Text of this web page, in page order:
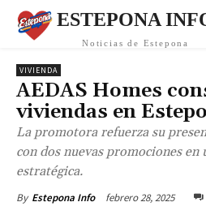
ESTEPONA
Noticias de Estepona
VIVIENDA
AEDAS Homes
viviendas en
La promotora refuerza su
con dos nuevas promociones en
estratégica.
By Estepona Info febrero 28, 2025